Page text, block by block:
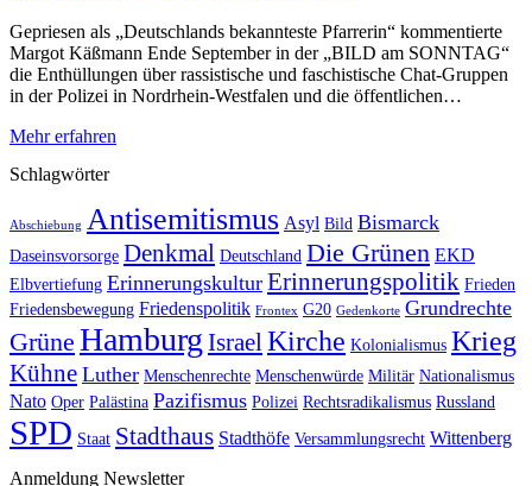
Gepriesen als „Deutschlands bekannteste Pfarrerin“ kommentierte
Margot Käßmann Ende September in der „BILD am SONNTAG“
die Enthüllungen über rassistische und faschistische Chat-Gruppen
in der Polizei in Nordrhein-Westfalen und die öffentlichen…
Mehr erfahren
Schlagwörter
Abschiebung Antisemitismus Asyl Bild Bismarck
Daseinsvorsorge Denkmal Deutschland Die Grünen EKD
Elbvertiefung Erinnerungskultur Erinnerungspolitik Frieden
Friedensbewegung Friedenspolitik Frontex G20 Gedenkorte Grundrechte
Grüne Hamburg IsraelKirche Kolonialismus Krieg
Kühne Luther Menschenrechte Menschenwürde Militär Nationalismus
Nato Oper Palästina Pazifismus Polizei Rechtsradikalismus Russland
SPD Staat Stadthaus Stadthöfe Versammlungsrecht Wittenberg
Anmeldung Newsletter